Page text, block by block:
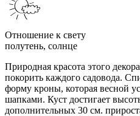
Отношение к свету
полутень, солнце
Природная красота этого
покорить каждого садовода.
форму кроны, которая весной
шапками. Куст достигает
дополнительных 30 см.